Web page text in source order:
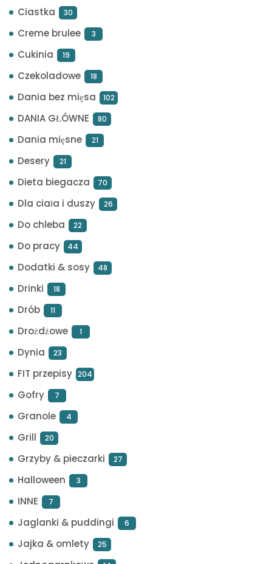
Ciastka 30
Creme brulee 3
Cukinia 19
Czekoladowe 18
Dania bez mięsa 102
DANIA GŁÓWNE 80
Dania mięsne 21
Desery 21
Dieta biegacza 70
Dla ciała i duszy 26
Do chleba 22
Do pracy 44
Dodatki & sosy 48
Drinki 18
Drób 11
Drożdżowe 1
Dynia 23
FIT przepisy 204
Gofry 7
Granole 4
Grill 20
Grzyby & pieczarki 27
Halloween 3
INNE 7
Jaglanki & puddingi 6
Jajka & omlety 25